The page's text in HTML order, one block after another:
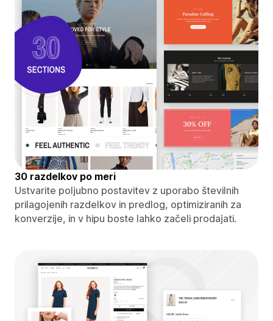
30 razdelkov po meri
Ustvarite poljubno postavitev z uporabo številnih
prilagojenih razdelkov in predlog, optimiziranih za
konverzije, in v hipu boste lahko začeli prodajati.